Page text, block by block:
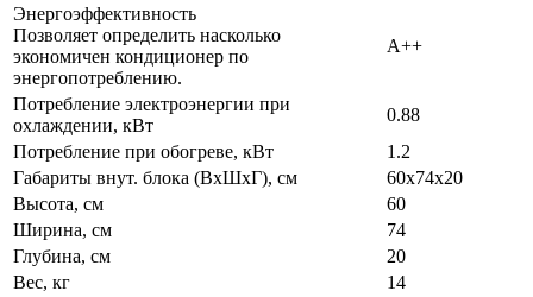
Энергоэффективность
Позволяет определить насколько
экономичен кондиционер по
энергопотреблению.
A++
Потребление электроэнергии при
охлаждении, кВт
0.88
Потребление при обогреве, кВт
1.2
Габариты внут. блока (ВхШхГ), см
60х74х20
Высота, см
60
Ширина, см
74
Глубина, см
20
Вес, кг
14